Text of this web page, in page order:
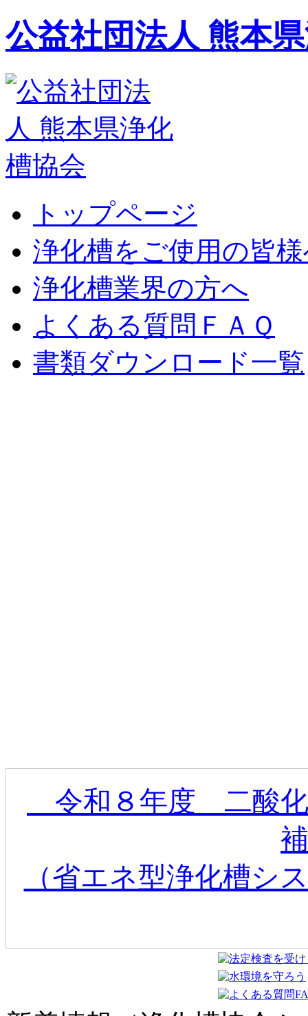
公益社団法人 熊本
トップページ
浄化槽をご使用の皆
浄化槽業界の方へ
よくある質問ＦＡＱ
書類ダウンロード一覧
令和８年度 二酸化
（省エネ型浄化槽シ